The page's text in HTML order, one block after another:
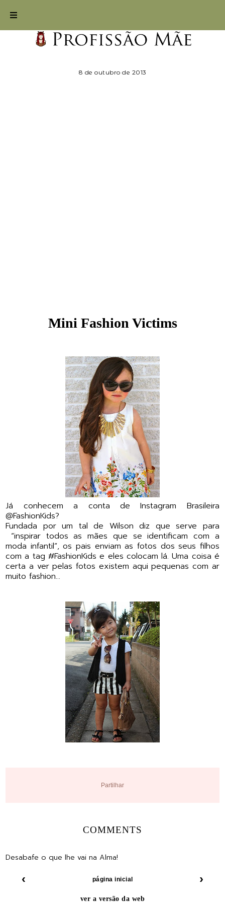
8 de outubro de 2013
Mini Fashion Victims
Já conhecem a conta de Instagram Brasileira
@FashionKids?
Fundada por um tal de Wilson diz que serve para
“inspirar todos as mães que se identificam com a
moda infantil”, os pais enviam as fotos dos seus filhos
com a tag #FashionKids e eles colocam lá. Uma coisa é
certa a ver pelas fotos existem aqui pequenas com ar
muito fashion...
Partilhar
COMMENTS
Desabafe o que lhe vai na Alma!
‹ ›
página inicial
ver a versão da web